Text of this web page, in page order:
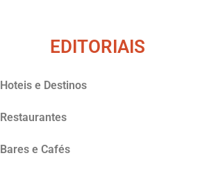
EDITORIAIS
Hoteis e Destinos
Restaurantes
Bares e Cafés